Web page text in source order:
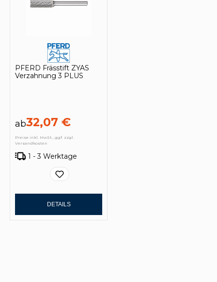
PFERD Frässtift ZYAS
Verzahnung 3 PLUS
ab32,07 €
Preise inkl. MwSt., ggf. zzgl.
Versandkosten
1 - 3 Werktage
DETAILS